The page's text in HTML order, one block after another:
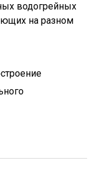
водогрейных
на разном